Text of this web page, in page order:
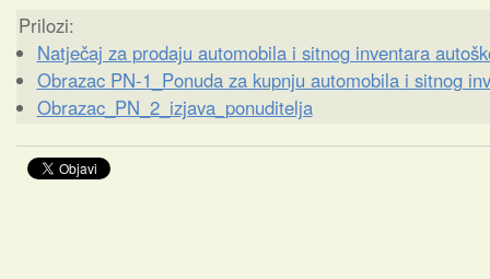
Prilozi:
Natječaj za prodaju automobila i sitnog inventara
Obrazac PN-1_Ponuda za kupnju automobila i sitnog
Obrazac_PN_2_izjava_ponuditelja